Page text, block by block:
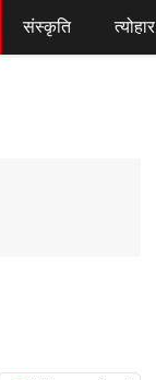
संस्कृति त्योहार